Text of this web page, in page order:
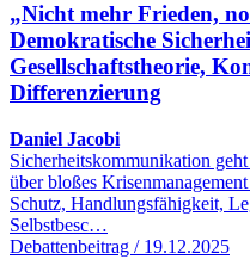
„Nicht mehr Frieden,
Demokratische
Gesellschaftstheorie,
Differenzierung
Daniel Jacobi
Sicherheitskommunikation
über bloßes
Schutz, Handlungsfähigkeit,
Selbstbesc…
Debattenbeitrag / 19.12.2025